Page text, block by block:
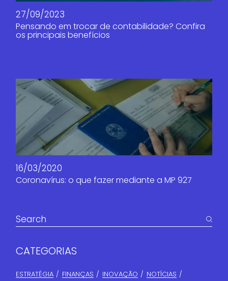
27/09/2023
Pensando em trocar de contabilidade? Confira
os principais benefícios
16/03/2020
Coronavírus: o que fazer mediante a MP 927
CATEGORIAS
ESTRATÉGIA FINANÇAS​ INOVAÇÃO
NOTÍCIAS